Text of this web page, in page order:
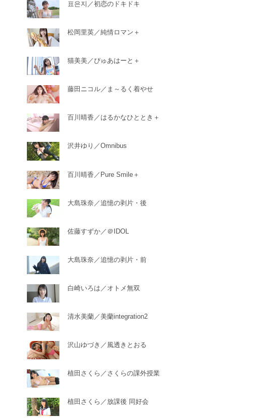
표은지／初恋のドキドキ
松岡里英／純情ロマン＋
猫美美／ぴゅあはーと＋
藤田ニコル／ま～るく着やせ
百川晴香／はるかなひととき＋
沢井ゆり／Omnibus
百川晴香／Pure Smile＋
大島珠奈／追憶の剥片・後
佐藤すずか／＠IDOL
大島珠奈／追憶の剥片・前
白崎いろは／オトメ無双
清水美蘭／美蘭integration2
沢山ゆづき／風透きとおる
植田さくら／さくらの課外授業
植田さくら／放課後 同好会